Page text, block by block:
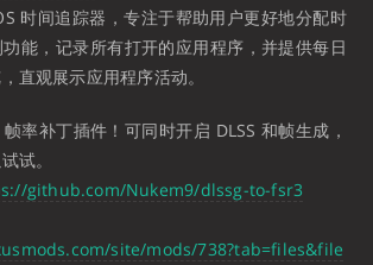
时间追踪器，专注于帮助用户更好地分配时
能，记录所有打开的应用程序，并提供每日
直观展示应用程序活动。
帧率补丁插件！可同时开启 DLSS 和帧生成，
试。
github.com/Nukem9/dlssg-to-fsr3
site/mods/738?tab=files&file